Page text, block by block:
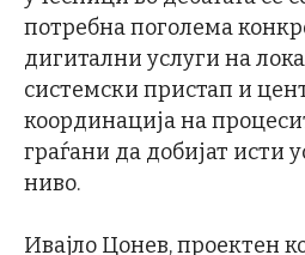
потребна поголема
дигитални услуги на
системски пристап и
координација на
граѓани да добијат исти
ниво.
Ивајло Цонев, проектен